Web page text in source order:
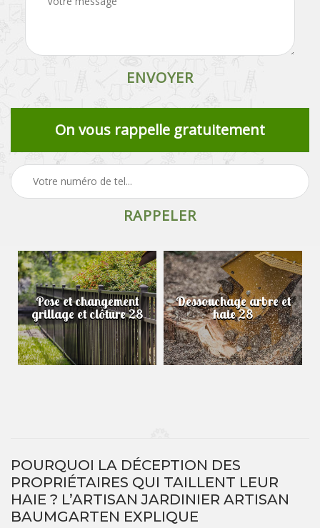
On vous rappelle gratuitement
Pose et changement
grillage et clôture 28
Dessouchage arbre et
haie 28
POURQUOI LA DÉCEPTION DES
PROPRIÉTAIRES QUI TAILLENT LEUR
HAIE ? L’ARTISAN JARDINIER ARTISAN
BAUMGARTEN EXPLIQUE